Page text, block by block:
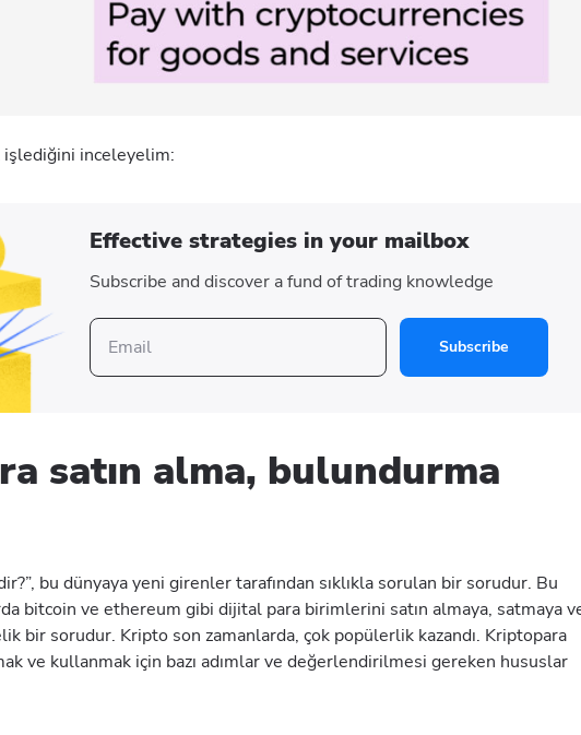
işlediğini inceleyelim:
Effective strategies in your mailbox
Subscribe and discover a fund of trading knowledge
Subscribe
satın alma, bulundurma
bu dünyaya yeni girenler tarafından sıklıkla sorulan bir sorudur. Bu
bitcoin ve ethereum gibi dijital para birimlerini satın almaya, satmaya
bir sorudur. Kripto son zamanlarda, çok popülerlik kazandı. Kriptopara
ve kullanmak için bazı adımlar ve değerlendirilmesi gereken hususlar